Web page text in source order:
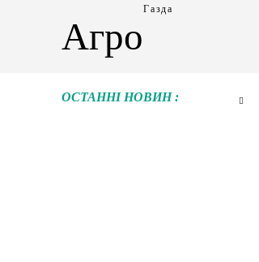
Агро
Газда
ОСТАННІ НОВИН :